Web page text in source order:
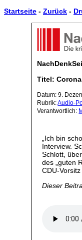
Startseite - Zurück -
Titel:
Datum: 9.
Rubrik:Audio-
Verantwortlich:
„Ich bin
Interview.
Schlott,
des „guten
CDU-
Dieser